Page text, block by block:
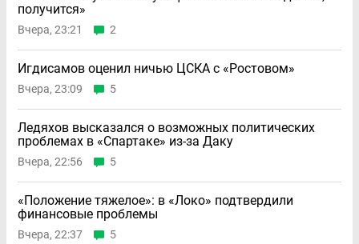
получится»
Вчера, 23:21 2
Игдисамов оценил ничью ЦСКА с «Ростовом»
Вчера, 23:09 5
Ледяхов высказался о возможных политических
проблемах в «Спартаке» из-за Даку
Вчера, 22:56 5
«Положение тяжелое»: в «Локо» подтвердили
финансовые проблемы
Вчера, 22:37 5